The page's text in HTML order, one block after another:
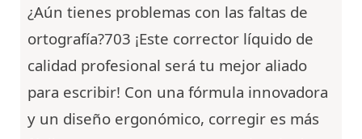
¿Aún tienes problemas con las faltas de
ortografía?703 ¡Este corrector líquido de
calidad profesional será tu mejor aliado
para escribir! Con una fórmula innovadora
y un diseño ergonómico, corregir es más